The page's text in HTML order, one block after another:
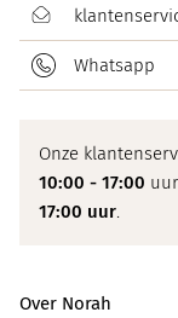
Whatsapp
Onze
10:00 - 17:00
17:00 uur.
Over Norah